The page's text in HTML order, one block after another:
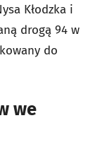
Kłodzka i
drogą 94 w
do
we